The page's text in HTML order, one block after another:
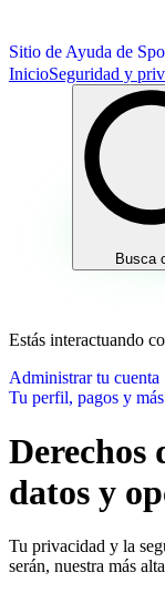
Sitio de Ayuda de
InicioSeguridad y
Busca
Estás interactuando
Administrar tu cuenta
Tu perfil, pagos y
Derechos
datos y
Tu privacidad y la
serán, nuestra más